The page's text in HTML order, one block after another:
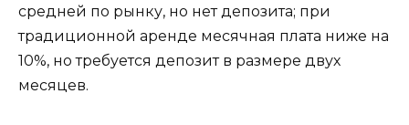
средней по рынку, но нет депозита; при
традиционной аренде месячная плата ниже на
10%, но требуется депозит в размере двух
месяцев.